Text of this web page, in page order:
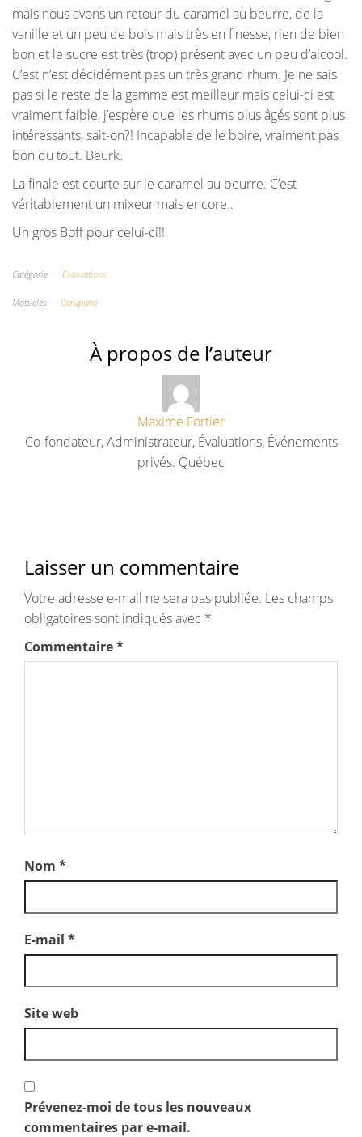
mais nous avons un retour du caramel au beurre, de la
vanille et un peu de bois mais très en finesse, rien de bien
bon et le sucre est très (trop) présent avec un peu d’alcool.
C’est n’est décidément pas un très grand rhum. Je ne sais
pas si le reste de la gamme est meilleur mais celui-ci est
vraiment faible, j’espère que les rhums plus âgés sont plus
intéressants, sait-on?! Incapable de le boire, vraiment pas
bon du tout. Beurk.
La finale est courte sur le caramel au beurre. C’est
véritablement un mixeur mais encore..
Un gros Boff pour celui-ci!!
Catégorie Évaluations
Mots-clés Carupano
À propos de l’auteur
Maxime Fortier
Co-fondateur, Administrateur, Évaluations, Événements
privés. Québec
Laisser un commentaire
Votre adresse e-mail ne sera pas publiée. Les champs
obligatoires sont indiqués avec *
Commentaire*
Nom *
E-mail *
Site web
Prévenez-moi de tous les nouveaux
commentaires par e-mail.